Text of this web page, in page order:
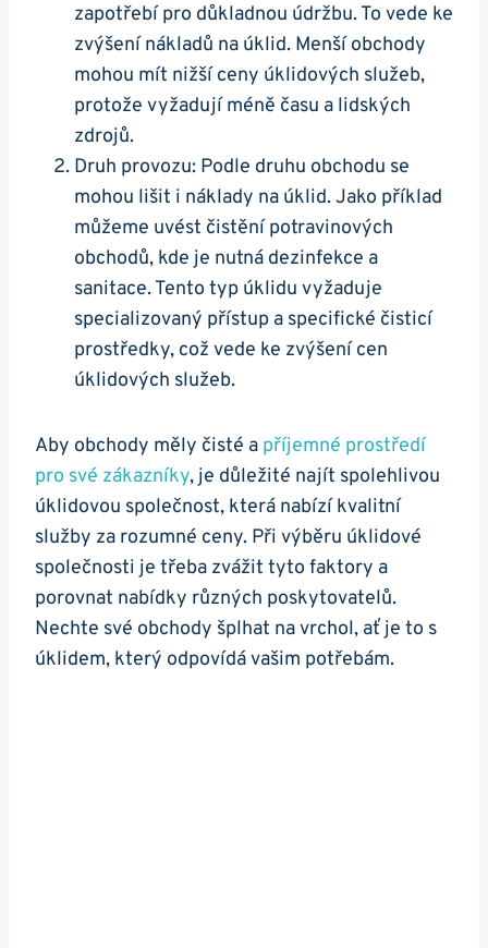
zapotřebí pro důkladnou údržbu. To vede ke
zvýšení nákladů na úklid. Menší obchody
mohou mít nižší ceny úklidových služeb,
protože vyžadují méně času a lidských
zdrojů.
Druh provozu: Podle druhu obchodu se
mohou lišit i náklady na úklid. Jako příklad
můžeme uvést čistění potravinových
obchodů, kde je nutná dezinfekce a
sanitace. Tento typ úklidu vyžaduje
specializovaný přístup a specifické čisticí
prostředky, což vede ke zvýšení cen
úklidových služeb.
Aby obchody měly čisté a příjemné prostředí
pro své zákazníky, je důležité najít spolehlivou
úklidovou společnost, která nabízí kvalitní
služby za rozumné ceny. Při výběru úklidové
společnosti je třeba zvážit tyto faktory a
porovnat nabídky různých poskytovatelů.
Nechte své obchody šplhat na vrchol, ať je to s
úklidem, který odpovídá vašim potřebám.